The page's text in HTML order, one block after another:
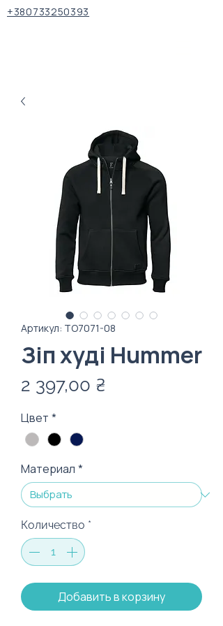
+380733250393
Артикул: ТО7071-08
Зіп худі Hummer
2 397,00 ₴
Цвет *
Материал *
Количество *
Добавить в корзину